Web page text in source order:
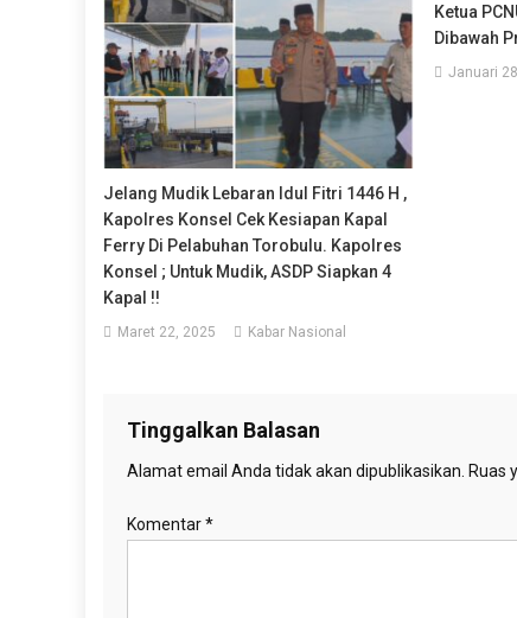
Jelang Mudik Lebaran Idul Fitri 1446 H ,
Kapolres Konsel Cek Kesiapan Kapal
Ferry Di Pelabuhan Torobulu. Kapolres
Konsel ; Untuk Mudik, ASDP Siapkan 4
Kapal !!
Maret 22, 2025 Kabar Nasional
Ketua
Dibawah
Januari
Tinggalkan Balasan
Alamat email Anda tidak akan dipublikasikan. Ruas
Komentar*